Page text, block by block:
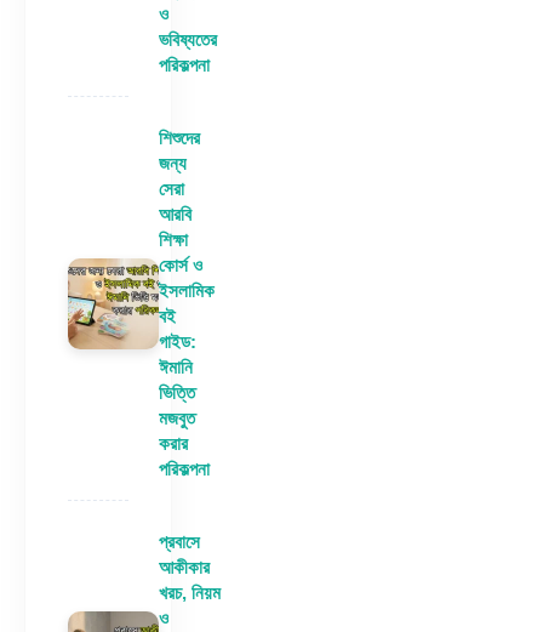
ও
ভবিষ্যতের
পরিকল্পনা
শিশুদের
জন্য
সেরা
আরবি
শিক্ষা
কোর্স ও
ইসলামিক
বই
গাইড:
ঈমানি
ভিত্তি
মজবুত
করার
পরিকল্পনা
প্রবাসে
আকীকার
খরচ, নিয়ম
ও